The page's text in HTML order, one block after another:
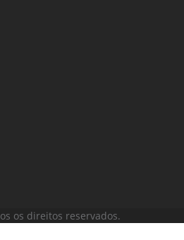
os direitos reservados.